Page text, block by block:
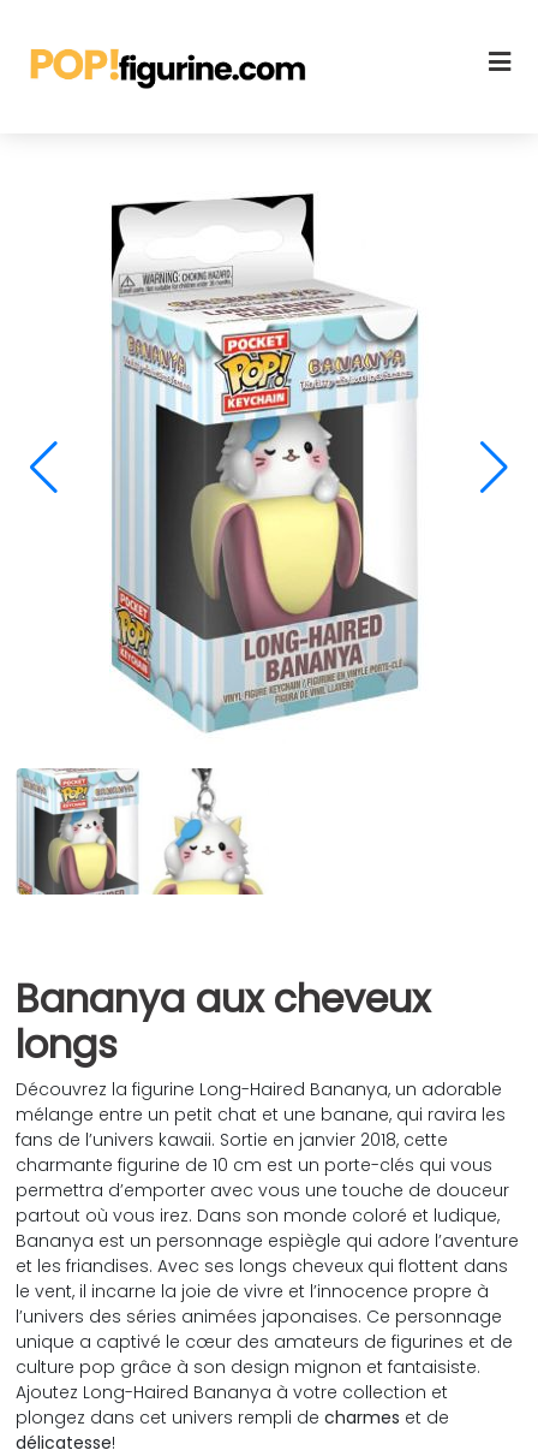
Bananya aux cheveux
longs
Découvrez la figurine Long-Haired Bananya, un adorable
mélange entre un petit chat et une banane, qui ravira les
fans de l’univers kawaii. Sortie en janvier 2018, cette
charmante figurine de 10 cm est un porte-clés qui vous
permettra d’emporter avec vous une touche de douceur
partout où vous irez. Dans son monde coloré et ludique,
Bananya est un personnage espiègle qui adore l’aventure
et les friandises. Avec ses longs cheveux qui flottent dans
le vent, il incarne la joie de vivre et l’innocence propre à
l’univers des séries animées japonaises. Ce personnage
unique a captivé le cœur des amateurs de figurines et de
culture pop grâce à son design mignon et fantaisiste.
Ajoutez Long-Haired Bananya à votre collection et
plongez dans cet univers rempli decharmes et de
délicatesse!